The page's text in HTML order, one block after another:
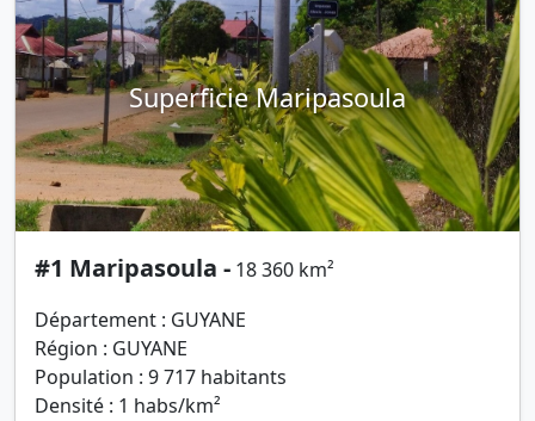
Superficie Maripasoula
#1 Maripasoula - 18 360 km²
Département : GUYANE
Région : GUYANE
Population : 9 717 habitants
Densité : 1 habs/km²